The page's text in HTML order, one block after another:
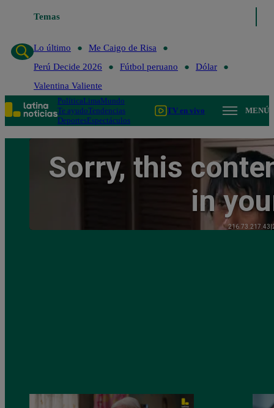
Temas
Lo último Me Caigo de Risa
Lo último
Me Caigo de Risa
Perú Decide 2026
Fútbol peruano
Dólar
Valentina Valiente
PolíticaLimaMundo
Te ayudoTendencias
DeportesEspectáculos
TV en vivo MENÚ